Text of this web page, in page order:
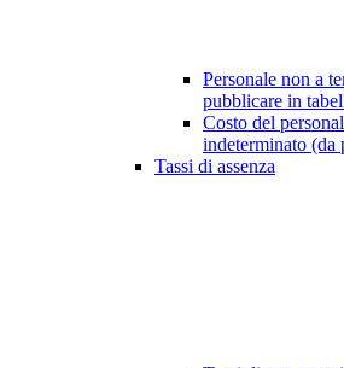
Personale non a
pubblicare in
Costo del
indeterminato (da
Tassi di assenza